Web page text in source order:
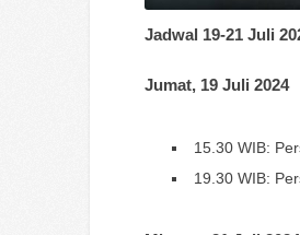
Jadwal 19-21 Juli
Jumat, 19 Juli 2024
15.30 WIB:
19.30 WIB: